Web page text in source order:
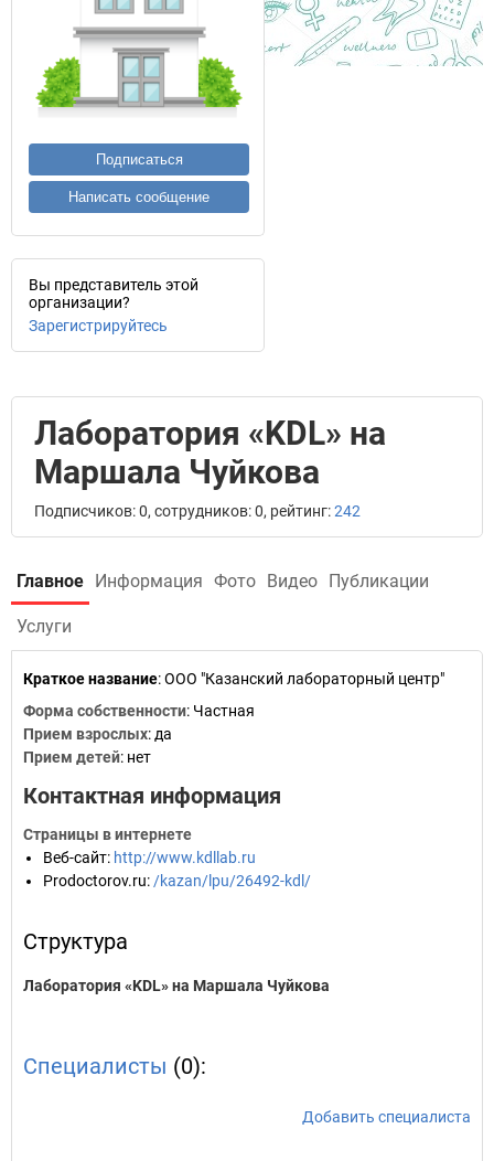
Подписаться
Написать сообщение
Вы представитель этой
организации?
Зарегистрируйтесь
Лаборатория «KDL» на
Маршала Чуйкова
Подписчиков: 0, сотрудников: 0, рейтинг:242
Главное Информация Фото Видео Публикации
Услуги
Краткое название:ООО "Казанский лабораторный центр"
Форма собственности: Частная
Прием взрослых: да
Прием детей: нет
Контактная информация
Страницы в интернете
Веб-сайт: http://www.kdllab.ru
Prodoctorov.ru: /kazan/lpu/26492-kdl/
Структура
Лаборатория «KDL» на Маршала Чуйкова
Специалисты (0):
Добавить специалиста